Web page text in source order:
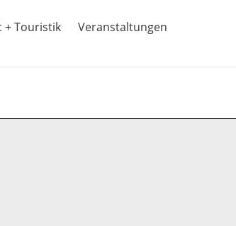
+ Touristik Veranstaltungen